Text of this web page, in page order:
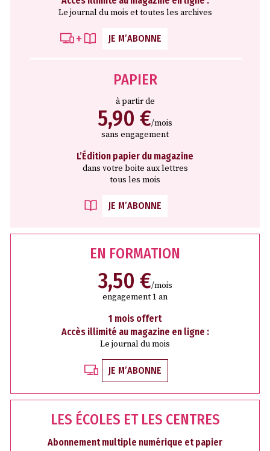
Le journal du mois et toutes les archives
JE M’ABONNE
PAPIER
à partir de
5,90 €/mois
sans engagement
L’Édition papier du magazine
dans votre boite aux lettres
tous les mois
JE M’ABONNE
EN FORMATION
3,50 €/mois
engagement 1 an
1 mois offert
Accès illimité au magazine en ligne :
Le journal du mois
JE M’ABONNE
LES ÉCOLES ET LES CENTRES
Abonnement multiple numérique et papier